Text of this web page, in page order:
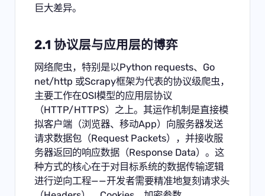
巨大差异。
2.1 协议层与应用层的博弈
网络爬虫，特别是以Python requests、Go
net/http 或Scrapy框架为代表的协议级爬虫，
主要工作在OSI模型的应用层协议
（HTTP/HTTPS）之上。其运作机制是直接模
拟客户端（浏览器、移动App）向服务器发送
请求数据包（Request Packets），并接收服
务器返回的响应数据（Response Data）。这
种方式的核心在于对目标系统的数据传输逻辑
进行逆向工程——开发者需要精准地复刻请求头